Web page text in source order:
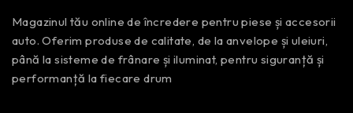
Magazinul tău online de încredere pentru piese și accesorii
auto. Oferim produse de calitate, de la anvelope și uleiuri,
până la sisteme de frânare și iluminat, pentru siguranță și
performanță la fiecare drum